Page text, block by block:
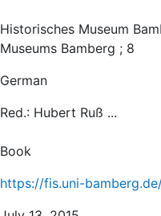
Historisches Museum
Museums Bamberg ; 8
German
Red.: Hubert Ruß ...
Book
https://fis.uni-